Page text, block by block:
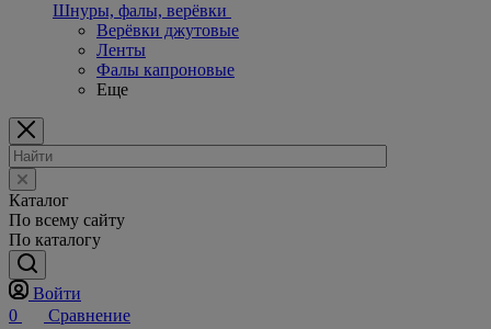
Шнуры, фалы, верёвки
Верёвки джутовые
Ленты
Фалы капроновые
Еще
Каталог
По всему сайту
По каталогу
Войти
0
Сравнение